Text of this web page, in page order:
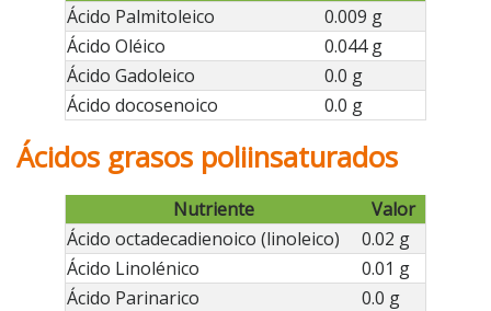
Ácido Palmitoleico
0.009 g
Ácido Oléico
0.044 g
Ácido Gadoleico
0.0 g
Ácido docosenoico
0.0 g
Ácidos grasos poliinsaturados
Nutriente
Valor
Ácido octadecadienoico (linoleico)
0.02 g
Ácido Linolénico
0.01 g
Ácido Parinarico
0.0 g